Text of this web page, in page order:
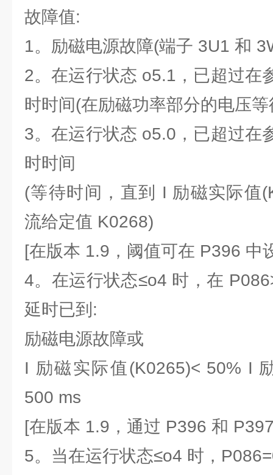
故障值:
1。励磁电源故障(端子 3U1 和
2。在运行状态 o5.1，已超过在
时时间(在励磁功率部分的电压
3。在运行状态 o5.0，已超过在
时时间
(等待时间，直到 I 励磁实际值
流给定值 K0268)
[在版本 1.9，阈值可在 P396 中
4。在运行状态≤o4 时，在
延时已到:
励磁电源故障或
I 励磁实际值(K0265)< 50% I
500 ms
[在版本 1.9，通过 P396 和
5。当在运行状态≤o4 时，